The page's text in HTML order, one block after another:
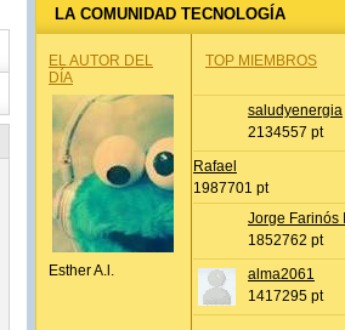
LA COMUNIDAD TECNOLOGÍA
EL AUTOR DEL
DÍA
Esther A.l.
TOP MIEMBROS
saludyenergia
2134557 pt
Rafael
1987701 pt
Jorge Farinós
1852762 pt
alma2061
1417295 pt